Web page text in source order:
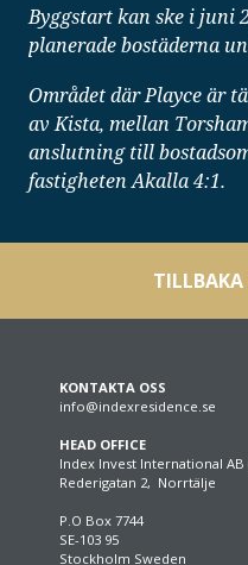
Byggstart kan ske i juni
planerade bostäderna
Området där Playce är
av Kista, mellan
anslutning till
fastigheten Akalla 4:1.
TILLBAKA
KONTAKTA OSS
info@indexresidence.se
HEAD OFFICE
Index Invest International AB
Rederigatan 2, Norrtälje
P.O Box 7744
SE-103 95
Stockholm Sweden